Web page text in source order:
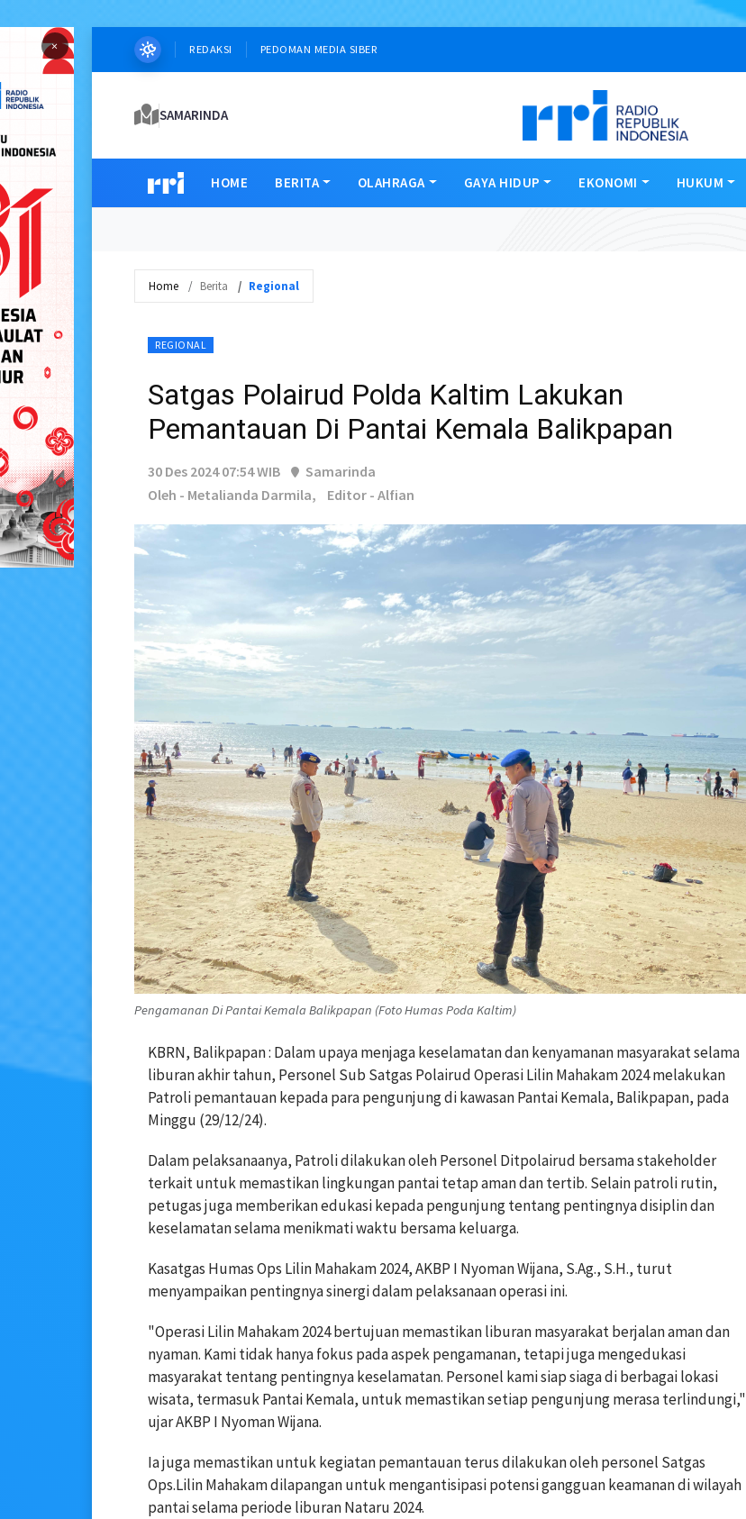
× REDAKSI PEDOMAN MEDIA SIBER
SAMARINDA
HOME BERITA OLAHRAGA GAYA HIDUP EKONOMI HUKUM
Home Berita Regional
REGIONAL
Satgas Polairud Polda Kaltim Lakukan
Pemantauan Di Pantai Kemala Balikpapan
30 Des 2024 07:54 WIB
Samarinda
Oleh - Metalianda Darmila,
Editor - Alfian
Pengamanan Di Pantai Kemala Balikpapan (Foto Humas Poda Kaltim)
KBRN, Balikpapan : Dalam upaya menjaga keselamatan dan kenyamanan masyarakat selama
liburan akhir tahun, Personel Sub Satgas Polairud Operasi Lilin Mahakam 2024 melakukan
Patroli pemantauan kepada para pengunjung di kawasan Pantai Kemala, Balikpapan, pada
Minggu (29/12/24).
Dalam pelaksanaanya, Patroli dilakukan oleh Personel Ditpolairud bersama stakeholder
terkait untuk memastikan lingkungan pantai tetap aman dan tertib. Selain patroli rutin,
petugas juga memberikan edukasi kepada pengunjung tentang pentingnya disiplin dan
keselamatan selama menikmati waktu bersama keluarga.
Kasatgas Humas Ops Lilin Mahakam 2024, AKBP I Nyoman Wijana, S.Ag., S.H., turut
menyampaikan pentingnya sinergi dalam pelaksanaan operasi ini.
"Operasi Lilin Mahakam 2024 bertujuan memastikan liburan masyarakat berjalan aman dan
nyaman. Kami tidak hanya fokus pada aspek pengamanan, tetapi juga mengedukasi
masyarakat tentang pentingnya keselamatan. Personel kami siap siaga di berbagai lokasi
wisata, termasuk Pantai Kemala, untuk memastikan setiap pengunjung merasa terlindungi,"
ujar AKBP I Nyoman Wijana.
Ia juga memastikan untuk kegiatan pemantauan terus dilakukan oleh personel Satgas
Ops.Lilin Mahakam dilapangan untuk mengantisipasi potensi gangguan keamanan di wilayah
pantai selama periode liburan Nataru 2024.